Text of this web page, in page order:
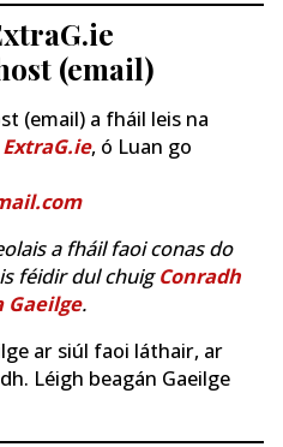
(email)
(email) a fháil leis na
ExtraG.ie, ó Luan go
a fháil faoi conas do
féidir dul chuigConradh
Gaeilge.
ar siúl faoi láthair, ar
Léigh beagán Gaeilge